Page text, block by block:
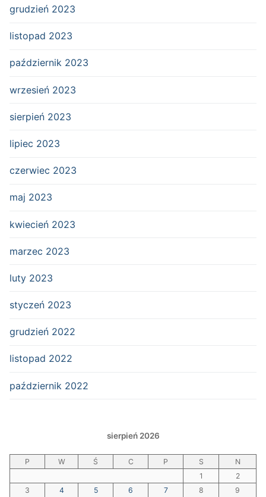
grudzień 2023
listopad 2023
październik 2023
wrzesień 2023
sierpień 2023
lipiec 2023
czerwiec 2023
maj 2023
kwiecień 2023
marzec 2023
luty 2023
styczeń 2023
grudzień 2022
listopad 2022
październik 2022
sierpień 2026
P W Ś C P S
N
1
2
3
4 5 6 7 8 9